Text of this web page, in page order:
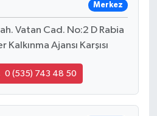
Merkez
Vatan Cad. No:2 D Rabia
Kalkınma Ajansı Karşısı
0 (535) 743 48 50